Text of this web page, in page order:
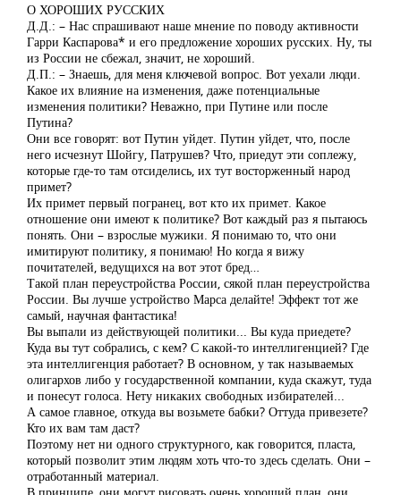
О ХОРОШИХ РУССКИХ
Д.Д.: – Нас спрашивают наше мнение по поводу активности
Гарри Каспарова* и его предложение хороших русских. Ну, ты
из России не сбежал, значит, не хороший.
Д.П.: – Знаешь, для меня ключевой вопрос. Вот уехали люди.
Какое их влияние на изменения, даже потенциальные
изменения политики? Неважно, при Путине или после
Путина?
Они все говорят: вот Путин уйдет. Путин уйдет, что, после
него исчезнут Шойгу, Патрушев? Что, приедут эти соплежу,
которые где-то там отсиделись, их тут восторженный народ
примет?
Их примет первый погранец, вот кто их примет. Какое
отношение они имеют к политике? Вот каждый раз я пытаюсь
понять. Они – взрослые мужики. Я понимаю то, что они
имитируют политику, я понимаю! Но когда я вижу
почитателей, ведущихся на вот этот бред…
Такой план переустройства России, сякой план переустройства
России. Вы лучше устройство Марса делайте! Эффект тот же
самый, научная фантастика!
Вы выпали из действующей политики... Вы куда приедете?
Куда вы тут собрались, с кем? С какой-то интеллигенцией? Где
эта интеллигенция работает? В основном, у так называемых
олигархов либо у государственной компании, куда скажут, туда
и понесут голоса. Нету никаких свободных избирателей...
А самое главное, откуда вы возьмете бабки? Оттуда привезете?
Кто их вам там даст?
Поэтому нет ни одного структурного, как говорится, пласта,
который позволит этим людям хоть что-то здесь сделать. Они –
отработанный материал.